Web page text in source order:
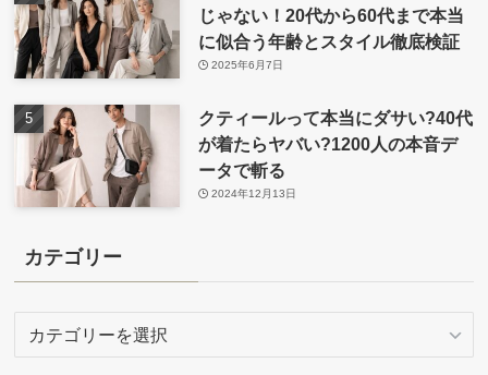
じゃない！20代から60代まで本当
に似合う年齢とスタイル徹底検証
2025年6月7日
クティールって本当にダサい?40代
が着たらヤバい?1200人の本音デ
ータで斬る
2024年12月13日
カテゴリー